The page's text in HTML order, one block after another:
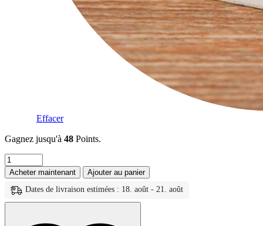
Effacer
Gagnez jusqu'à 48 Points.
quantité
de
Nidin
lumière
luxe
Acheter maintenant
Ajouter au panier
Dates de livraison estimées : 18. août - 21. août